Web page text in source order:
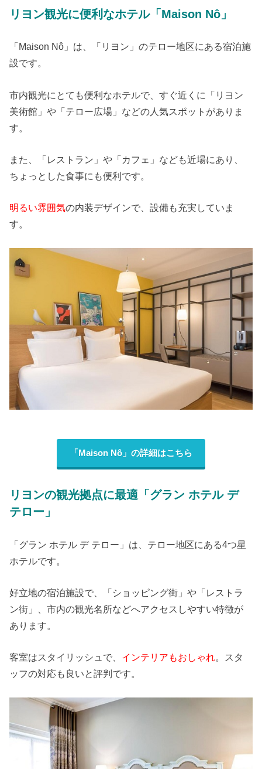
リヨン観光に便利なホテル「Maison Nô」
「Maison Nô」は、「リヨン」のテロー地区にある宿泊施
設です。
市内観光にとても便利なホテルで、すぐ近くに「リヨン
美術館」や「テロー広場」などの人気スポットがありま
す。
また、「レストラン」や「カフェ」なども近場にあり、
ちょっとした食事にも便利です。
明るい雰囲気の内装デザインで、設備も充実していま
す。
「Maison Nô」の詳細はこちら
リヨンの観光拠点に最適「グラン ホテル デ
テロー」
「グラン ホテル デ テロー」は、テロー地区にある4つ星
ホテルです。
好立地の宿泊施設で、「ショッピング街」や「レストラ
ン街」、市内の観光名所などへアクセスしやすい特徴が
あります。
客室はスタイリッシュで、 インテリアもおしゃれ。スタ
ッフの対応も良いと評判です。